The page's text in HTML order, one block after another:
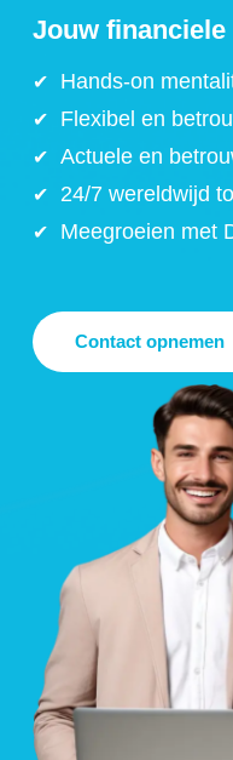
Jouw
Hands-on
Flexibel en
Actuele en
24/7 wereldwijd
Meegroeien met
Contact opnemen